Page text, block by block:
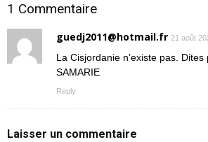
1 Commentaire
guedj2011@hotmail.fr 21 août
La Cisjordanie n’existe pas. Dites
SAMARIE
Reply
Laisser un commentaire